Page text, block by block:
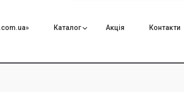
Каталог Акція Контакти